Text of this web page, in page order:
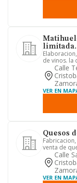
limitada.
de vinos. la
Calle
VER EN
Quesos
venta de
de la leche.
Calle
VER EN